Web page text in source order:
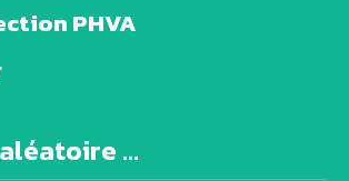
PHVA
...